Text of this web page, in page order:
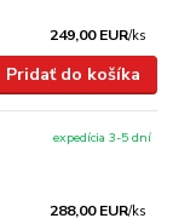
249,00 EUR/ks
Pridať do košíka
288,00 EUR/ks
expedícia 3-5 dní